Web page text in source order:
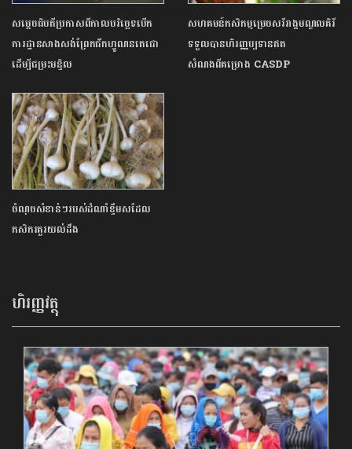
សម្ដេចធិបតីប្រកាស​ពីកា​ល​បរិច្ឆេទ​បើក
ការដ្ឋានសាងសង់​ព្រែកជីក​ហ្វូណន​តេជោ​
ដើម្បីជម្រះ​មន្ទិល​
សហគមន៍កសិកម្មម្រេចសរីរាង្គមណ្ឌលគិរី
ទទួលបានហិរញ្ញប្បទានឥត
សំណងពីគម្រោង CASDP
ចំណុចសំខាន់ៗរបស់ដំណាំខ្ទឹមសដែល
កសិករគួរយល់ដឹង
ហិរញ្ញវត្ថុ